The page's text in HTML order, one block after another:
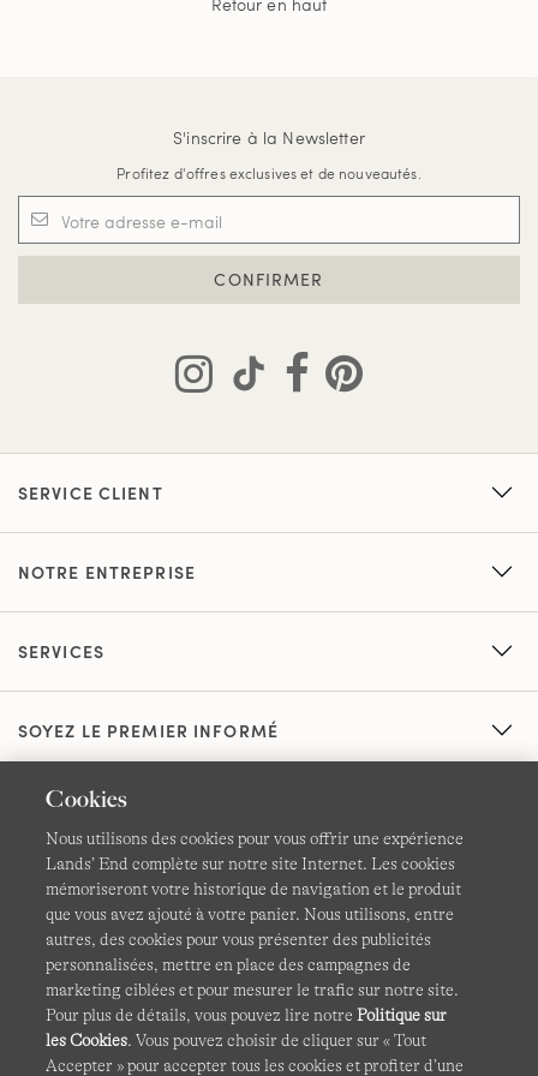
S'inscrire à la Newsletter
Profitez d'offres exclusives et de nouveautés.
CONFIRMER
SERVICE CLIENT
NOTRE ENTREPRISE
SERVICES
SOYEZ LE PREMIER INFORMÉ
CGV Confidentialité et sécurité
Cookies -Gérer mes paramètres Carte du site
Lands' End à l'international
Cookies
Nous utilisons des cookies pour vous offrir une expérience
Lands’ End complète sur notre site Internet. Les cookies
mémoriseront votre historique de navigation et le produit
que vous avez ajouté à votre panier. Nous utilisons, entre
autres, des cookies pour vous présenter des publicités
personnalisées, mettre en place des campagnes de
marketing ciblées et pour mesurer le trafic sur notre site.
Pour plus de détails, vous pouvez lire notrePolitique sur
les Cookies. Vous pouvez choisir de cliquer sur « Tout
Accepter » pour accepter tous les cookies et profiter d’une